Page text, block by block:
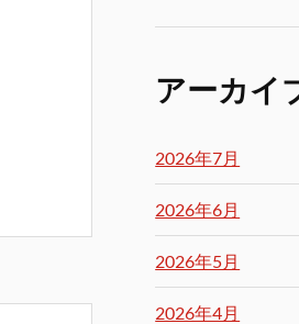
アーカイ
2026年7月
2026年6月
2026年5月
2026年4月